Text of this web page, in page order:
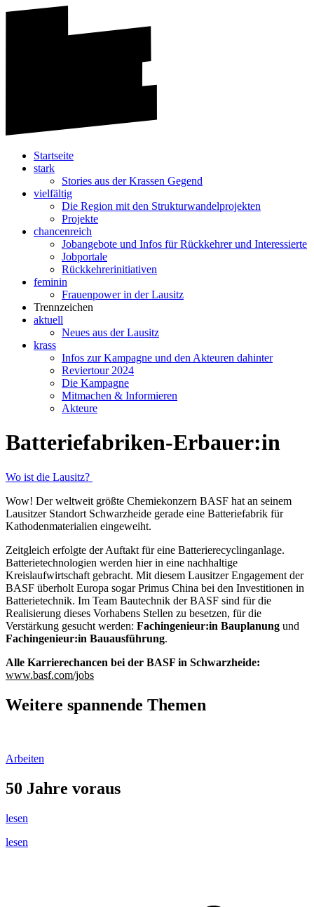
Startseite
stark
Stories aus der Krassen Gegend
vielfältig
Die Region mit den Strukturwandelprojekten
Projekte
chancenreich
Jobangebote und Infos für Rückkehrer und Interessierte
Jobportale
Rückkehrerinitiativen
feminin
Frauenpower in der Lausitz
Trennzeichen
aktuell
Neues aus der Lausitz
krass
Infos zur Kampagne und den Akteuren dahinter
Reviertour 2024
Die Kampagne
Mitmachen & Informieren
Akteure
Batteriefabriken-Erbauer:in
Wo ist die Lausitz?
Wow! Der weltweit größte Chemiekonzern BASF hat an seinem
Lausitzer Standort Schwarzheide gerade eine Batteriefabrik für
Kathodenmaterialien eingeweiht.
Zeitgleich erfolgte der Auftakt für eine Batterierecyclinganlage.
Batterietechnologien werden hier in eine nachhaltige
Kreislaufwirtschaft gebracht. Mit diesem Lausitzer Engagement der
BASF überholt Europa sogar Primus China bei den Investitionen in
Batterietechnik. Im Team Bautechnik der BASF sind für die
Realisierung dieses Vorhabens Stellen zu besetzen, für die
Verstärkung gesucht werden: Fachingenieur:in Bauplanung und
Fachingenieur:in Bauausführung.
Alle Karrierechancen bei der BASF in Schwarzheide:
www.basf.com/jobs
Weitere spannende Themen
Arbeiten
50 Jahre voraus
lesen
lesen